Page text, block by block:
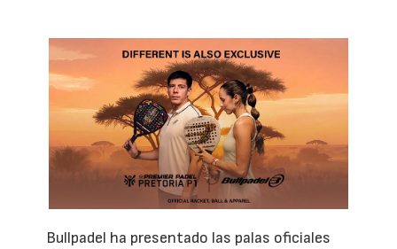
Bullpadel ha presentado las palas oficiales